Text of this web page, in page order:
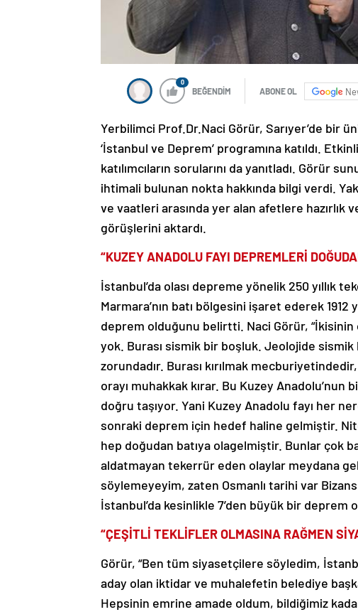
0
BEĞENDİM ABONE OL
Yerbilimci Prof.Dr.Naci Görür, Sarıyer’de bir
‘İstanbul ve Deprem’ programına katıldı.
katılımcıların sorularını da yanıtladı. Görür
ihtimali bulunan nokta hakkında bilgi verdi.
ve vaatleri arasında yer alan afetlere
görüşlerini aktardı.
“KUZEY ANADOLU FAYI DEPREMLERİ
İstanbul’da olası depreme yönelik 250 yıllık
Marmara’nın batı bölgesini işaret ederek 1912
deprem olduğunu belirtti. Naci Görür, “İkisinin
yok. Burası sismik bir boşluk. Jeolojide
zorundadır. Burası kırılmak
orayı muhakkak kırar. Bu Kuzey Anadolu’nun
doğru taşıyor. Yani Kuzey Anadolu fayı her
sonraki deprem için hedef haline gelmiştir.
hep doğudan batıya olagelmiştir. Bunlar çok
aldatmayan tekerrür eden olaylar meydana
söylemeyeyim, zaten Osmanlı tarihi var
İstanbul’da kesinlikle 7’den büyük bir deprem
“ÇEŞİTLİ TEKLİFLER OLMASINA RAĞMEN
Görür, “Ben tüm siyasetçilere söyledim,
aday olan iktidar ve muhalefetin belediye
Hepsinin emrine amade oldum, bildiğimiz